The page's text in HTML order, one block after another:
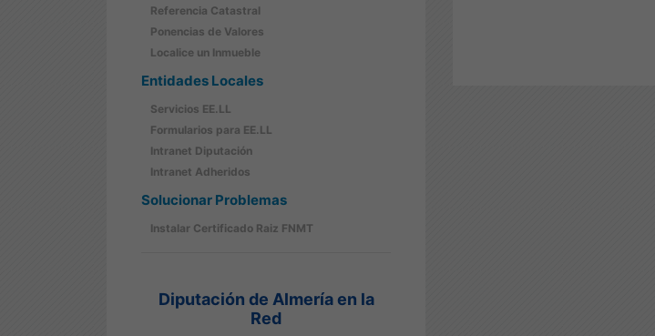
Referencia Catastral
Ponencias de Valores
Localice un Inmueble
Entidades Locales
Servicios EE.LL
Formularios para EE.LL
Intranet Diputación
Intranet Adheridos
Solucionar Problemas
Instalar Certificado Raiz FNMT
Diputación de Almería en la
Red